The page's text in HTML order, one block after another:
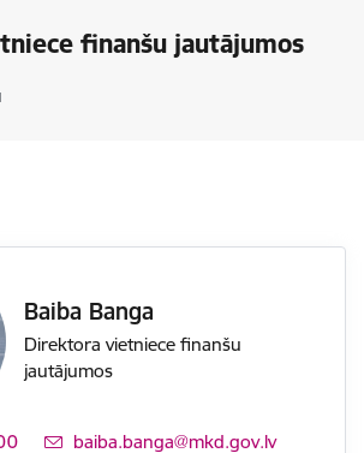
finanšu jautājumos
Baiba Banga
Direktora vietniece finanšu
jautājumos
E-pasts:
baiba.banga@mkd.gov.lv